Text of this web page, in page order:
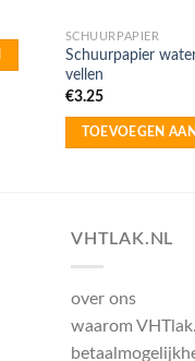
SCHUURPAPIER
Schuurpapier
vellen
€3.25
TOEVOEGEN
VHTLAK.NL
over ons
waarom